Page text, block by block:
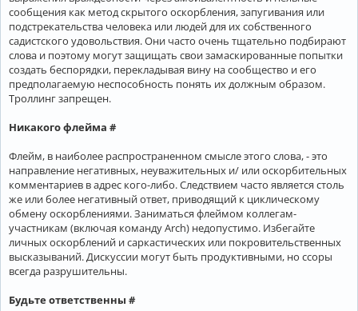
сообщения как метод скрытого оскорбления, запугивания или
подстрекательства человека или людей для их собственного
садистского удовольствия. Они часто очень тщательно подбирают
слова и поэтому могут защищать свои замаскированные попытки
создать беспорядки, перекладывая вину на сообщество и его
предполагаемую неспособность понять их должным образом.
Троллинг запрещен.
Никакого флейма #
Флейм, в наиболее распространенном смысле этого слова, - это
направление негативных, неуважительных и/ или оскорбительных
комментариев в адрес кого-либо. Следствием часто является столь
же или более негативный ответ, приводящий к циклическому
обмену оскорблениями. Заниматься флеймом коллегам-
участникам (включая команду Arch) недопустимо. Избегайте
личных оскорблений и саркастических или покровительственных
высказываний. Дискуссии могут быть продуктивными, но ссоры
всегда разрушительны.
Будьте ответственны #